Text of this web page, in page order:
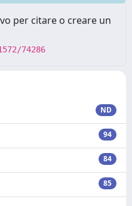
per citare o creare un
74286
ND
94
84
85